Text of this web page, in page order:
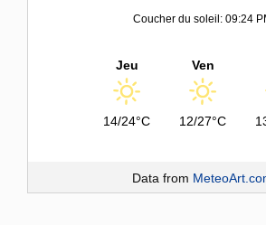
Coucher du soleil: 09:24
Jeu
14/24°C
Ven
12/27°C
Data from